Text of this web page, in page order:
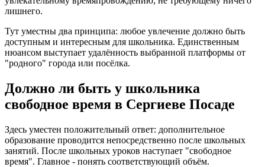
лишнего.
Тут уместны два принципа: любое увлечение должно быть
доступным и интересным для школьника. Единственным
нюансом выступает удалённость выбранной платформы от
"родного" города или посёлка.
Должно ли быть у школьника
свободное время в Сергиеве Посаде
Здесь уместен положительный ответ: дополнительное
образование проводится непосредственно после школьных
занятий. После школьных уроков наступает "свободное
время". Главное - понять соответствующий объём.